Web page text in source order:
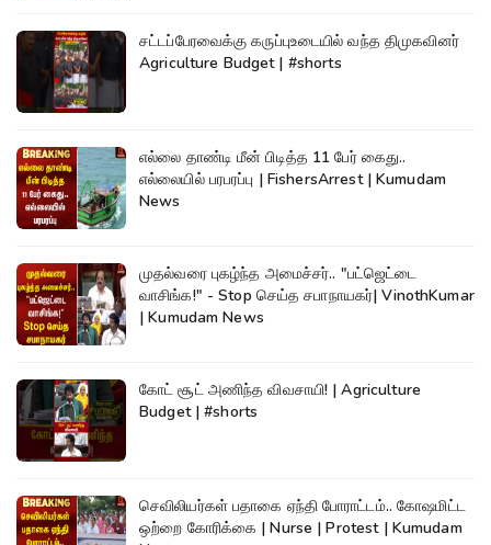
சட்டப்பேரவைக்கு கருப்புஉடையில் வந்த திமுகவினர்
Agriculture Budget | #shorts
எல்லை தாண்டி மீன் பிடித்த 11 பேர் கைது..
எல்லையில் பரபரப்பு | FishersArrest | Kumudam
News
முதல்வரை புகழ்ந்த அமைச்சர்.. "பட்ஜெட்டை
வாசிங்க!" - Stop செய்த சபாநாயகர்| VinothKumar
| Kumudam News
கோட் சூட் அணிந்த விவசாயி! | Agriculture
Budget | #shorts
செவிலியர்கள் பதாகை ஏந்தி போராட்டம்.. கோஷமிட்ட
ஒற்றை கோரிக்கை | Nurse | Protest | Kumudam